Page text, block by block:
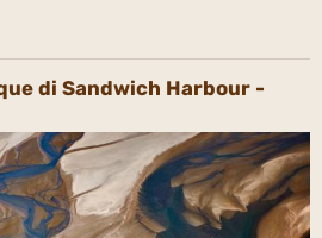
di Sandwich Harbour -